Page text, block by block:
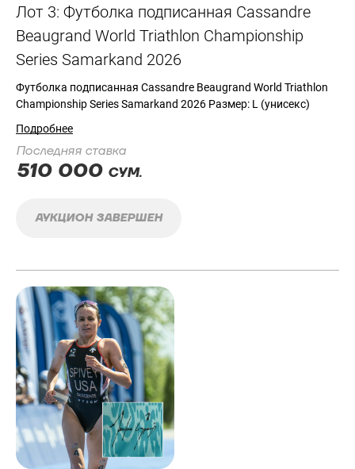
Лот 3: Футболка подписанная Cassandre
Beaugrand World Triathlon Championship
Series Samarkand 2026
Футболка подписанная Cassandre Beaugrand World Triathlon
Championship Series Samarkand 2026 Размер: L (унисекс)
Подробнее
Последняя ставка
510 000 СУМ.
АУКЦИОН ЗАВЕРШЕН